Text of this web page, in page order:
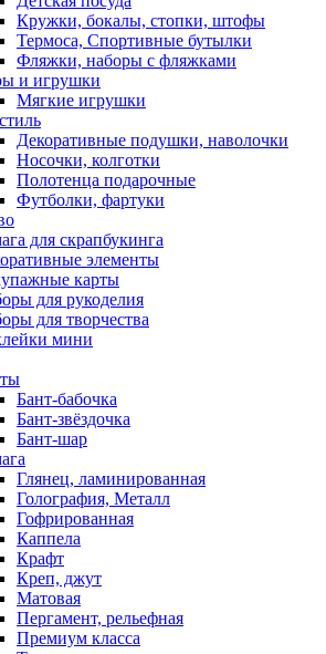
Кружки, бокалы, стопки, штофы
Термоса, Спортивные бутылки
Фляжки, наборы с фляжками
и игрушки
Мягкие игрушки
Декоративные подушки, наволочки
Носочки, колготки
Полотенца подарочные
Футболки, фартуки
для скрапбукинга
элементы
карты
для рукоделия
для творчества
мини
Бант-бабочка
Бант-звёздочка
Бант-шар
Глянец, ламинированная
Голография, Металл
Гофрированная
Каппела
Крафт
Креп, джут
Матовая
Пергамент, рельефная
Премиум класса